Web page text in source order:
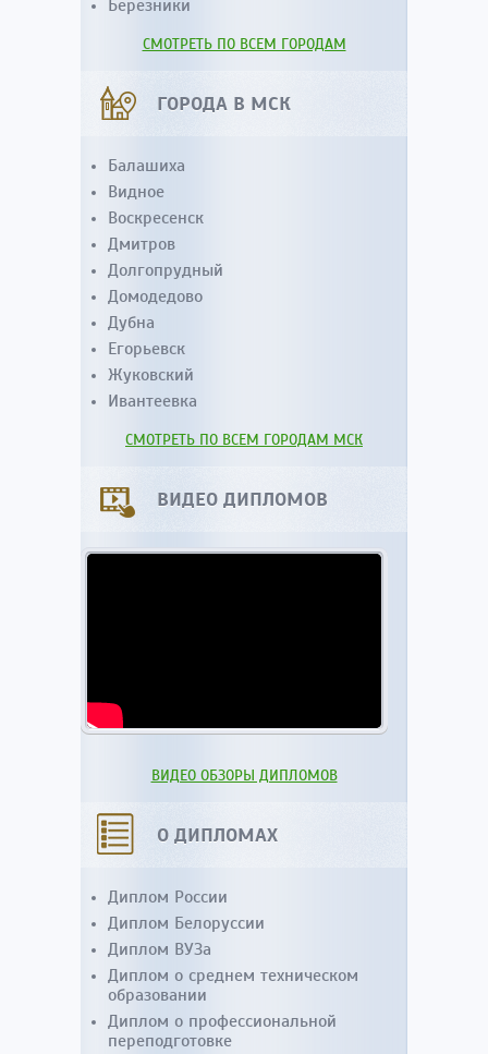
Березники
СМОТРЕТЬ ПО ВСЕМ ГОРОДАМ
ГОРОДА В МСК
Балашиха
Видное
Воскресенск
Дмитров
Долгопрудный
Домодедово
Дубна
Егорьевск
Жуковский
Ивантеевка
СМОТРЕТЬ ПО ВСЕМ ГОРОДАМ МСК
ВИДЕО ДИПЛОМОВ
ВИДЕО ОБЗОРЫ ДИПЛОМОВ
О ДИПЛОМАХ
Диплом России
Диплом Белоруссии
Диплом ВУЗа
Диплом о среднем техническом
образовании
Диплом о профессиональной
переподготовке